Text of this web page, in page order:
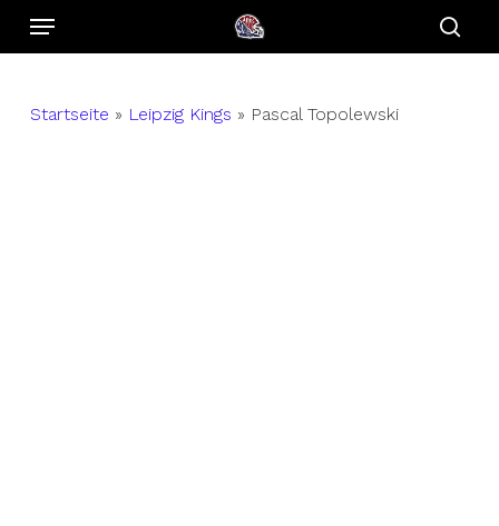
Skip
content
Menu
Startseite » Leipzig Kings » Pascal Topolewski